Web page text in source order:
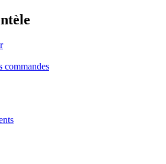
commandes